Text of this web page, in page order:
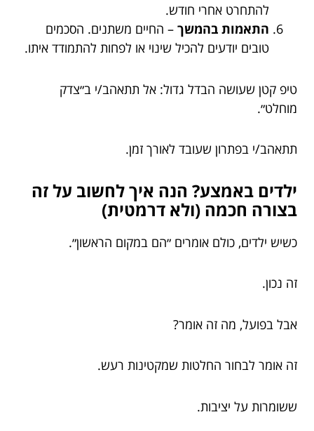
להתחרט אחרי חודש.
התאמות בהמשך – החיים משתנים. הסכמים
טובים יודעים להכיל שינוי או לפחות להתמודד איתו.
טיפ קטן שעושה הבדל גדול: אל תתאהב/י ב״צדק
מוחלט״.
תתאהב/י בפתרון שעובד לאורך זמן.
ילדים באמצע? הנה איך לחשוב על זה
בצורה חכמה (ולא דרמטית)
כשיש ילדים, כולם אומרים ״הם במקום הראשון״.
זה נכון.
אבל בפועל, מה זה אומר?
זה אומר לבחור החלטות שמקטינות רעש.
ששומרות על יציבות.